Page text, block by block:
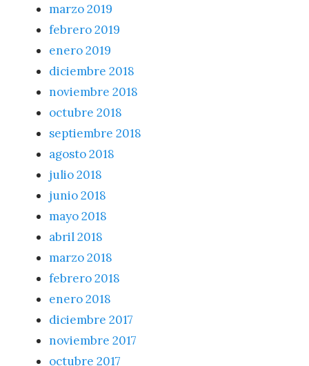
marzo 2019
febrero 2019
enero 2019
diciembre 2018
noviembre 2018
octubre 2018
septiembre 2018
agosto 2018
julio 2018
junio 2018
mayo 2018
abril 2018
marzo 2018
febrero 2018
enero 2018
diciembre 2017
noviembre 2017
octubre 2017